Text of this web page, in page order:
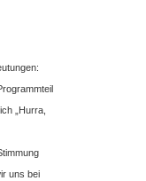
„Hurra,
uns bei